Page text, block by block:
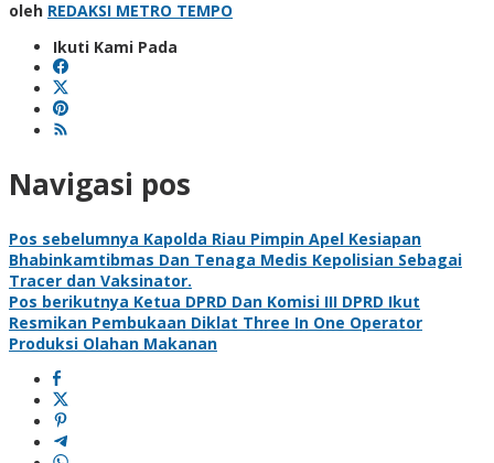
oleh REDAKSI METRO TEMPO
Ikuti Kami Pada
Navigasi pos
Pos sebelumnya Kapolda Riau Pimpin Apel Kesiapan
Bhabinkamtibmas Dan Tenaga Medis Kepolisian Sebagai
Tracer dan Vaksinator.
Pos berikutnya Ketua DPRD Dan Komisi III DPRD Ikut
Resmikan Pembukaan Diklat Three In One Operator
Produksi Olahan Makanan